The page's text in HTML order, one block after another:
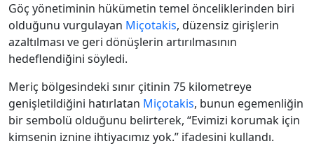
Göç yönetiminin hükümetin temel önceliklerinden biri
olduğunu vurgulayan Miçotakis, düzensiz girişlerin
azaltılması ve geri dönüşlerin artırılmasının
hedeflendiğini söyledi.
Meriç bölgesindeki sınır çitinin 75 kilometreye
genişletildiğini hatırlatan Miçotakis, bunun egemenliğin
bir sembolü olduğunu belirterek, “Evimizi korumak için
kimsenin iznine ihtiyacımız yok.” ifadesini kullandı.